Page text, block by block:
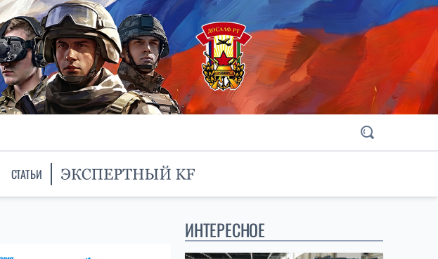
СТАТЬИ
ИНТЕРЕСНОЕ